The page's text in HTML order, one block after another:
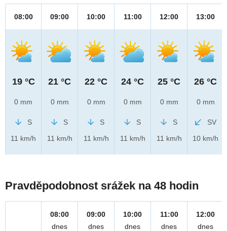
08:00
19 °C
0 mm
S
11 km/h
09:00
21 °C
0 mm
S
11 km/h
10:00
22 °C
0 mm
S
11 km/h
11:00
24 °C
0 mm
S
11 km/h
12:00
25 °C
0 mm
S
11 km/h
13:00
26 °C
0 mm
SV
10 km/h
Pravděpodobnost srážek na 48 hodin
08:00
dnes
09:00
dnes
10:00
dnes
11:00
dnes
12:00
dnes